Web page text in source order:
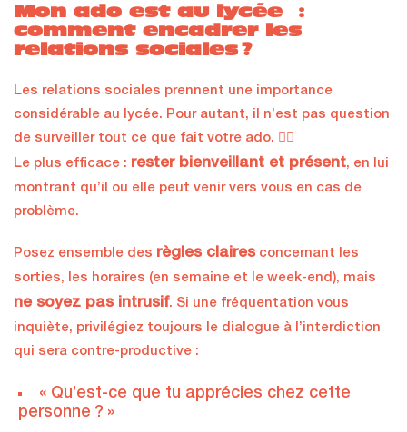
Mon ado est au lycée :
comment encadrer les
relations sociales ?
Les relations sociales prennent une importance
considérable au lycée. Pour autant, il n’est pas question
de surveiller tout ce que fait votre ado. 😶‍🌫️
Le plus efficace : rester bienveillant et présent, en lui
montrant qu’il ou elle peut venir vers vous en cas de
problème.
Posez ensemble des règles claires concernant les
sorties, les horaires (en semaine et le week-end), mais
ne soyez pas intrusif. Si une fréquentation vous
inquiète, privilégiez toujours le dialogue à l’interdiction
qui sera contre-productive :
« Qu’est-ce que tu apprécies chez cette
personne ? »